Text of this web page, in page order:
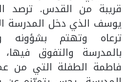
قريبة من القدس. ترصد
يوسف الذي دخل المدرسة
ترعاه وتهتم بشؤونه
بالمدرسة والتفوق
فاطمة الطفلة التي من